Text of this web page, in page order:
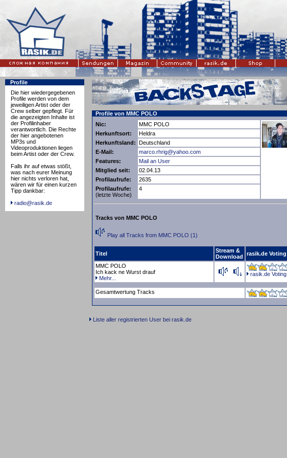
Profile
Die hier wiedergegebenen
Profile werden von dem
jeweiligen Artist oder der
Crew selber gepflegt. Für
die angezeigten Inhalte ist
der Profilinhaber
verantwortlich. Die Rechte
der hier angebotenen
MP3s und
Videoproduktionen liegen
beim Artist oder der Crew.
Falls ihr auf etwas stößt,
was nach eurer Meinung
hier nichts verloren hat,
wären wir für einen kurzen
Tipp dankbar:
radio@rasik.de
Profile von MMC POLO
Nic:
MMC POLO
Herkunftsort:
Heldra
Herkunftsland: Deutschland
E-Mail:
marco.rhrig@yahoo.com
Features:
Mail an User
Mitglied seit:
02.04.13
Profilaufrufe:
2635
Profilaufrufe:
(letzte Woche)
4
Tracks von MMC POLO
Play all Tracks from MMC POLO (1)
Titel
Stream &
Download
rasik.de Voting
MMC POLO
Ich kack ne Wurst drauf
Mehr...
rasik.de Voting
Gesamtwertung Tracks
Liste aller registrierten User bei rasik.de